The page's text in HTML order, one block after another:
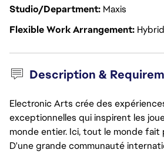
Studio/Department Maxis
Flexible Work Arrangement Hybrid
Description &
Electronic Arts crée des
exceptionnelles qui inspirent les
monde entier. Ici, tout le monde fait
D'une grande communauté